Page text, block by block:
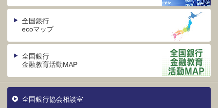
全国銀行
ecoマップ
全国銀行
金融教育活動MAP
全国銀行協会相談室